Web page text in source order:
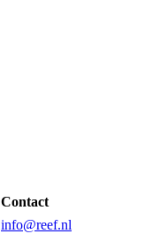
Contact
info@reef.nl